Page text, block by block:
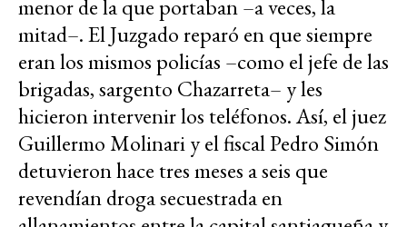
menor de la que portaban –a veces, la
mitad–. El Juzgado reparó en que siempre
eran los mismos policías –como el jefe de las
brigadas, sargento Chazarreta– y les
hicieron intervenir los teléfonos. Así, el juez
Guillermo Molinari y el fiscal Pedro Simón
detuvieron hace tres meses a seis que
revendían droga secuestrada en